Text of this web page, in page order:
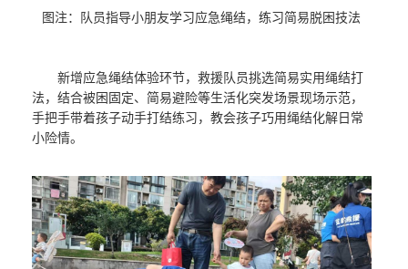
图注：队员指导小朋友学习应急绳结，练习简易脱困技法
新增应急绳结体验环节，救援队员挑选简易实用绳结打
法，结合被困固定、简易避险等生活化突发场景现场示范，
手把手带着孩子动手打结练习，教会孩子巧用绳结化解日常
小险情。